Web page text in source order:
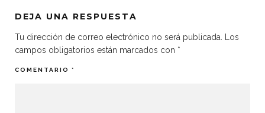
DEJA UNA RESPUESTA
Tu dirección de correo electrónico no será publicada.
Los
campos obligatorios están marcados con *
COMENTARIO *